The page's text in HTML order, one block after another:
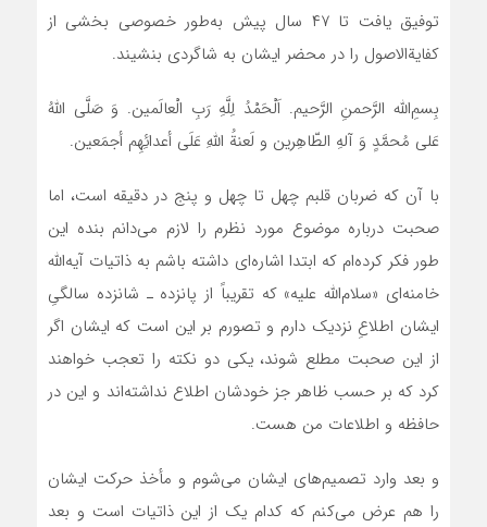
توفیق یافت تا ۴۷ سال پیش به‌طور خصوصی بخشی از
کفایةالاصول را در محضر ایشان به شاگردی بنشیند.
بِسمِ‌اللّه الرَّحمنِ الرَّحیم. اَلْحَمْدُ لِلَّهِ رَبِ الْعالَمین. وَ صَلَّی اللهُ
عَلی مُحمَّدٍ وَ آلهِ الطّاهِرین و لَعنةُ اللهِ عَلَی أعدائِهِم أجمَعین.
با آن که ضربان قلبم چهل تا چهل و پنج در دقیقه است، اما
صحبت درباره موضوع مورد نظرم را لازم می‌دانم بنده این
طور فکر کرده‌ام که ابتدا اشاره‌ای داشته باشم به ذاتیات آیه‌الله
خامنه‌ای «سلام‌الله علیه» که تقریباً از پانزده ـ شانزده سالگیِ
ایشان اطلاعِ نزدیک دارم و تصورم بر این است که ایشان اگر
از این صحبت مطلع شوند، یکی دو نکته را تعجب خواهند
کرد که بر حسب ظاهر جز خودشان اطلاع نداشته‌اند و این در
حافظه و اطلاعات‌ من هست.
و بعد وارد تصمیم‌های ایشان می‌شوم و مأخذ حرکت ایشان
را هم عرض می‌کنم که کدام ‌یک از این ذاتیات است و بعد